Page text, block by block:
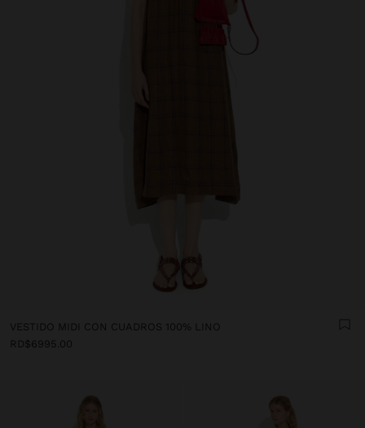
VESTIDO MIDI CON CUADROS 100% LINO
RD$6995.00